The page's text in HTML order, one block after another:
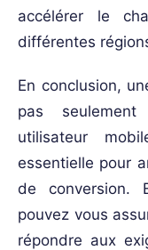
accélérer le
différentes
En conclusion,
pas seulement
utilisateur
essentielle pour
de conversion.
pouvez vous
répondre aux